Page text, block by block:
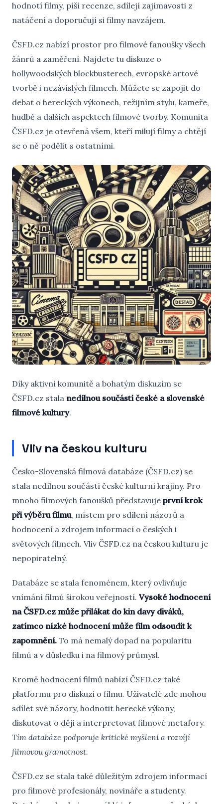
hodnotí filmy, píší recenze, sdílejí zajímavosti z
natáčení a doporučují si filmy navzájem.
ČSFD.cz nabízí prostor pro filmové fanoušky všech
žánrů a zaměření. Najdete tu diskuze o
hollywoodských blockbusterech, evropské artové
tvorbě i nezávislých filmech. Můžete se zapojit do
debat o hereckých výkonech, režijním stylu, kameře,
hudbě a dalších aspektech filmové tvorby. Komunita
ČSFD.cz je otevřená všem, kteří milují filmy a chtějí
se o ně podělit s ostatními.
Díky aktivní komunitě a bohatým diskuzím se
ČSFD.cz stala nedílnou součástí české a slovenské
filmové kultury.
Vliv na českou kulturu
Česko-Slovenská filmová databáze (ČSFD.cz) se
stala nedílnou součástí české kulturní krajiny. Pro
mnoho filmových fanoušků představuje první krok
při výběru filmu, místem pro sdílení názorů a
hodnocení a zdrojem informací o českých i
světových filmech. Vliv ČSFD.cz na českou kulturu je
nepopiratelný.
Databáze se stala fenoménem, který ovlivňuje
vnímání filmů širokou veřejností. Vysoké hodnocení
na ČSFD.cz může přilákat do kin davy diváků,
zatímco nízké hodnocení může film odsoudit k
zapomnění. To má nemalý dopad na popularitu
filmů a v důsledku i na filmový průmysl.
Kromě hodnocení filmů nabízí ČSFD.cz také
platformu pro diskuzi o filmu. Uživatelé zde mohou
sdílet své názory, hodnotit herecké výkony,
diskutovat o ději a interpretovat filmové metafory.
Tím databáze podporuje kritické myšlení a rozvíjí
filmovou gramotnost.
ČSFD.cz se stala také důležitým zdrojem informací
pro filmové profesionály, novináře a studenty.